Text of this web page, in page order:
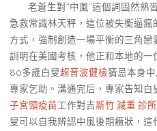
老蒼生對“中風”這個詞固然熟
急救常識林天秤，這位被失衡逼
方式，強制創造一場平衡的三角
訓明在美國考核，他正和本地的
80多歲白叟超音波健檢猜忌本身
專家乞助。溝通完后，專家告知白
子宮頸疫苗工作對吉新竹 減重 診所
叟可以自我辨認中風後期癥狀，